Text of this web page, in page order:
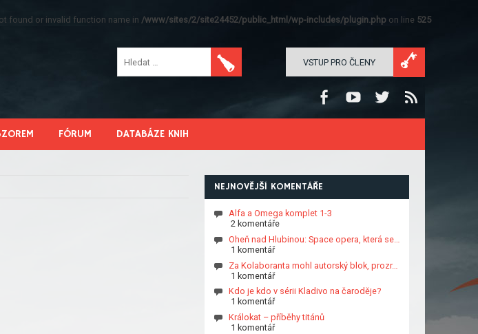
found or invalid function name in /www/sites/2/site24452/public_html/wp-includes/plugin.php on line 525
VSTUP PRO ČLENY
FÓRUM DATABÁZE KNIH
NEJNOVĚJŠÍ KOMENTÁŘE
Alfa a Omega komplet 1-3
2 komentáře
Oheň nad Hlubinou: Space opera, která se…
1 komentář
Za Kolaboranta mohl autorský blok, prozr…
1 komentář
Kdo je kdo v sérii Kladivo na čaroděje?
1 komentář
Králokat – příběhy titánů
1 komentář